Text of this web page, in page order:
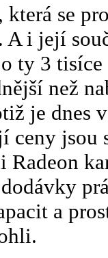
se
i její
ty 3 tisíce
než
je dnes
ceny jsou
a